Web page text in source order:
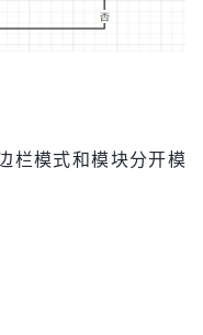
栏模式和模块分开模